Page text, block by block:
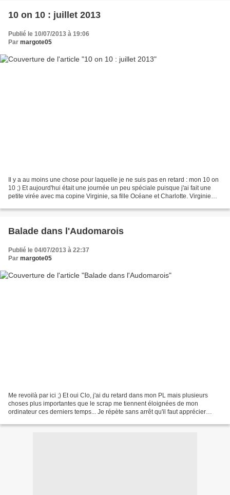
10 on 10 : juillet 2013
Publié le 10/07/2013 à 19:06
Par margote05
Il y a au moins une chose pour laquelle je ne suis pas en retard : mon 10 on
10 ;) Et aujourd'hui était une journée un peu spéciale puisque j'ai fait une
petite virée avec ma copine Virginie, sa fille Océane et Charlotte. Virginie
Balade dans l'Audomarois
Publié le 04/07/2013 à 22:37
Par margote05
Me revoilà par ici ;) Et oui Clo, j'ai du retard dans mon PL mais plusieurs
choses plus importantes que le scrap me tiennent éloignées de mon
ordinateur ces derniers temps... Je répète sans arrêt qu'il faut apprécier